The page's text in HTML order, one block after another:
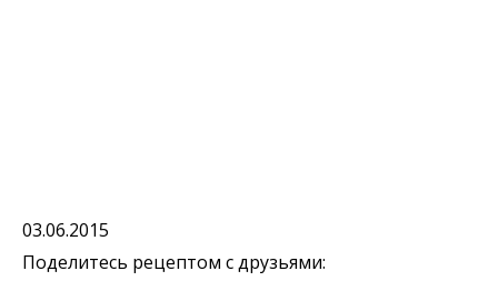
03.06.2015
Поделитесь рецептом с друзьями: